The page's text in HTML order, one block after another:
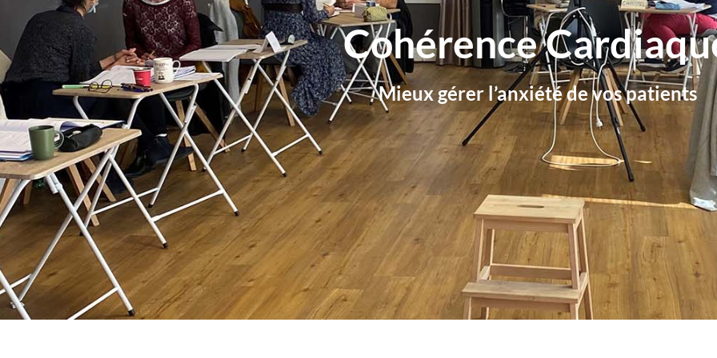
Cohérence
Mieux gérer l’anxiété de vos patients